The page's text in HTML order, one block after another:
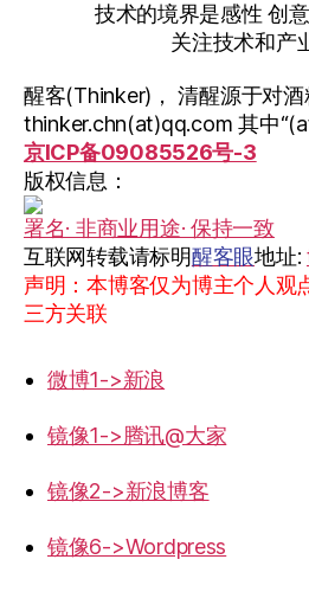
技术的境界是感性 创
关注技术和产
醒客(Thinker)， 清醒源于对
thinker.chn(at)qq.com 其中
京ICP备09085526号-3
版权信息：
署名· 非商业用途· 保持一致
互联网转载请标明醒客眼地址:
声明：本博客仅为博主个人观
三方关联
微博1->新浪
镜像1->腾讯@大家
镜像2->新浪博客
镜像6->Wordpress